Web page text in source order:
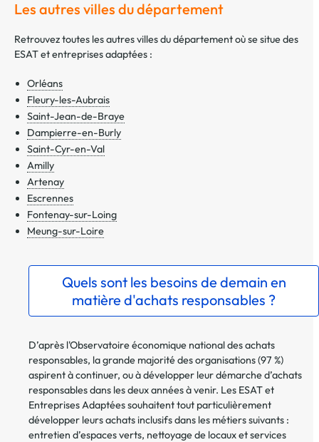
Les autres villes du département
Retrouvez toutes les autres villes du département où se situe des
ESAT et entreprises adaptées :
Orléans
Fleury-les-Aubrais
Saint-Jean-de-Braye
Dampierre-en-Burly
Saint-Cyr-en-Val
Amilly
Artenay
Escrennes
Fontenay-sur-Loing
Meung-sur-Loire
Quels sont les besoins de demain en
matière d'achats responsables ?
D’après l'Observatoire économique national des achats
responsables, la grande majorité des organisations (97 %)
aspirent à continuer, ou à développer leur démarche d’achats
responsables dans les deux années à venir. Les ESAT et
Entreprises Adaptées souhaitent tout particulièrement
développer leurs achats inclusifs dans les métiers suivants :
entretien d’espaces verts, nettoyage de locaux et services